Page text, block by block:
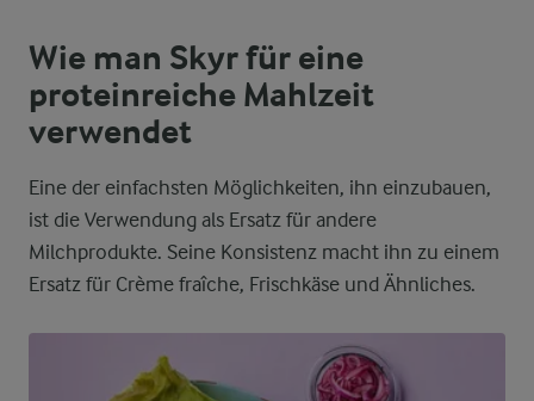
Wie man Skyr für eine
proteinreiche Mahlzeit
verwendet
Eine der einfachsten Möglichkeiten, ihn einzubauen,
ist die Verwendung als Ersatz für andere
Milchprodukte. Seine Konsistenz macht ihn zu einem
Ersatz für Crème fraîche, Frischkäse und Ähnliches.